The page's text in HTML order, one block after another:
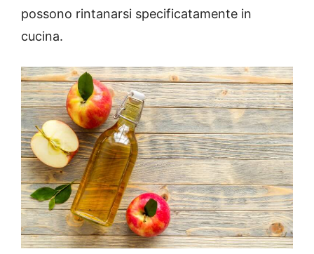
possono rintanarsi specificatamente in
cucina.